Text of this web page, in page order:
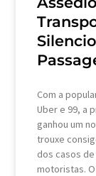
Com a
Uber e 99, a
ganhou um
trouxe
dos casos
motoristas.